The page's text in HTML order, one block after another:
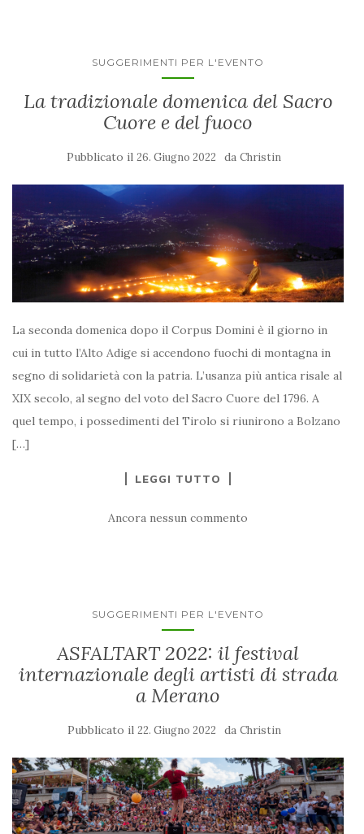
SUGGERIMENTI PER L'EVENTO
La tradizionale domenica del Sacro
Cuore e del fuoco
Pubblicato il 26. Giugno 2022 da Christin
La seconda domenica dopo il Corpus Domini è il giorno in
cui in tutto l’Alto Adige si accendono fuochi di montagna in
segno di solidarietà con la patria. L’usanza più antica risale al
XIX secolo, al segno del voto del Sacro Cuore del 1796. A
quel tempo, i possedimenti del Tirolo si riunirono a Bolzano
[…]
LEGGI TUTTO
Ancora nessun commento
SUGGERIMENTI PER L'EVENTO
ASFALTART 2022: il festival
internazionale degli artisti di strada
a Merano
Pubblicato il 22. Giugno 2022 da Christin